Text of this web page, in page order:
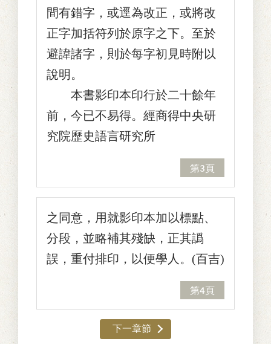
間有錯字，或逕為改正，或將改
正字加括符列於原字之下。至於
避諱諸字，則於每字初見時附以
說明。
本書影印本印行於二十餘年
前，今已不易得。經商得中央研
究院歷史語言研究所
第3頁
之同意，用就影印本加以標點、
分段，並略補其殘缺，正其譌
誤，重付排印，以便學人。(百吉)
第4頁
下一章節